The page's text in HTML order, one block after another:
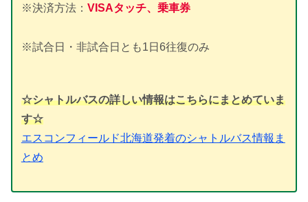
※決済方法： VISAタッチ、乗車券
※試合日・非試合日とも1日6往復のみ
☆シャトルバスの詳しい情報はこちらにまとめていま
す☆
エスコンフィールド北海道発着のシャトルバス情報ま
とめ